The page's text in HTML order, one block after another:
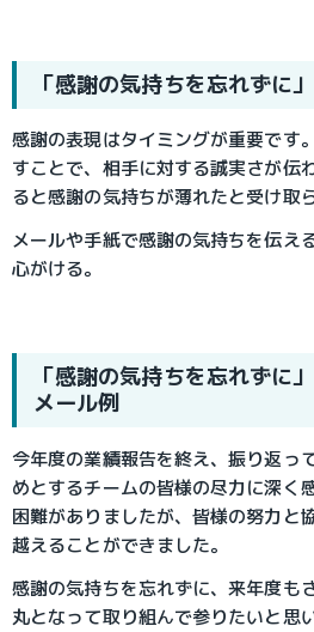
「感謝の気持ちを忘れずに
感謝の表現はタイミングが重要です
すことで、相手に対する誠実さが伝
ると感謝の気持ちが薄れたと受け取
メールや手紙で感謝の気持ちを伝え
心がける。
「感謝の気持ちを忘れずに
メール例
今年度の業績報告を終え、振り返っ
めとするチームの皆様の尽力に深く
困難がありましたが、皆様の努力と
越えることができました。
感謝の気持ちを忘れずに、来年度も
丸となって取り組んで参りたいと思